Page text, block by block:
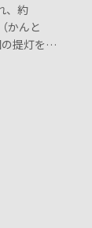
、約
かんと
提灯を